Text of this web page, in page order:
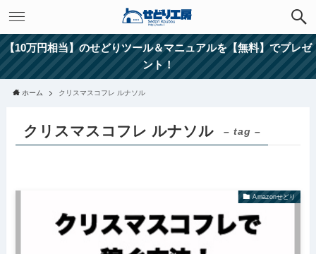
【10万円相当】のせどりツール＆マニュアルを【無料】でプレゼ
ント！
ホーム クリスマスコフレ ルナソル
クリスマスコフレ ルナソル – tag –
Amazonせどり